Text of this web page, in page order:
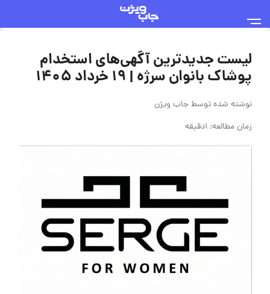
لیست جدیدترین آگهی‌های استخدام
پوشاک بانوان سرژه | ۱۹ خرداد ۱۴۰۵
نوشته شده توسطجاب ویژن
زمان مطالعه: 1دقیقه